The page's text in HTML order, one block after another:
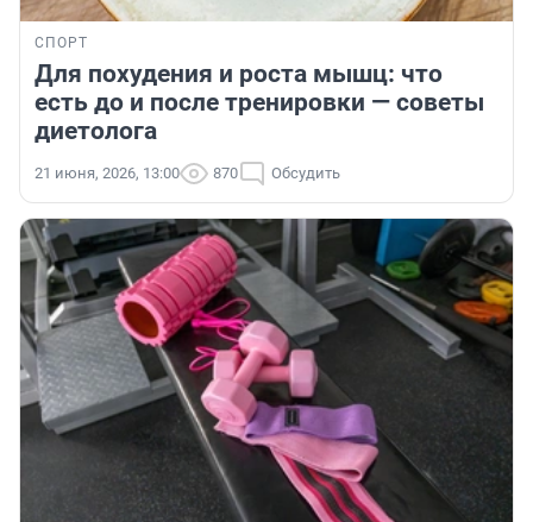
СПОРТ
Для похудения и роста мышц: что
есть до и после тренировки — советы
диетолога
21 июня, 2026, 13:00 870 Обсудить